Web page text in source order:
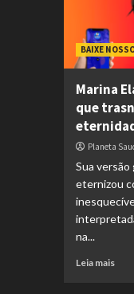
BAIXE
Marina
que
Planeta
Sua versão
eternizou
na...
Leia mais